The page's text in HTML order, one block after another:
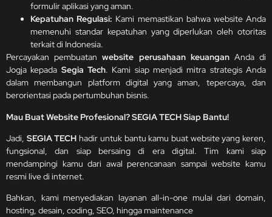
formulir aplikasi yang aman.
Kepatuhan Regulasi: Kami memastikan bahwa website Anda
memenuhi standar kepatuhan yang diperlukan oleh otoritas
terkait di Indonesia.
Percayakan pembuatanwebsite perusahaan keuanganAnda di
Jogja kepada Segia Tech. Kami siap menjadi mitra strategis Anda
dalam membangun platform digital yang aman, tepercaya, dan
berorientasi pada pertumbuhan bisnis.
Mau Buat Website Profesional? SEGIA TECH Siap Bantu!
Jadi, SEGIA TECH hadir untuk bantu kamu buat website yang keren,
fungsional, dan siap bersaing di era digital. Tim kami siap
mendampingi kamu dari awal perencanaan sampai website kamu
resmi live di internet.
Bahkan, kami menyediakan layanan all-in-one mulai dari domain,
hosting, desain, coding, SEO, hingga maintenance